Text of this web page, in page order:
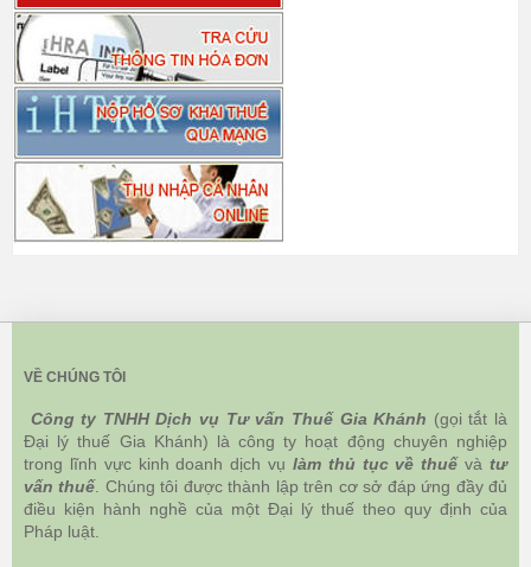
VỀ CHÚNG TÔI
Công ty TNHH Dịch vụ Tư vấn Thuế Gia Khánh (gọi tắt là
Đại lý thuế Gia Khánh) là công ty hoạt động chuyên nghiệp
trong lĩnh vực kinh doanh dịch vụ làm thủ tục về thuếvàtư
vấn thuế. Chúng tôi được thành lập trên cơ sở đáp ứng đầy đủ
điều kiện hành nghề của một Đại lý thuế theo quy định của
Pháp luật.